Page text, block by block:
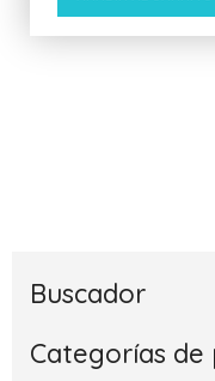
Buscador
Categorías